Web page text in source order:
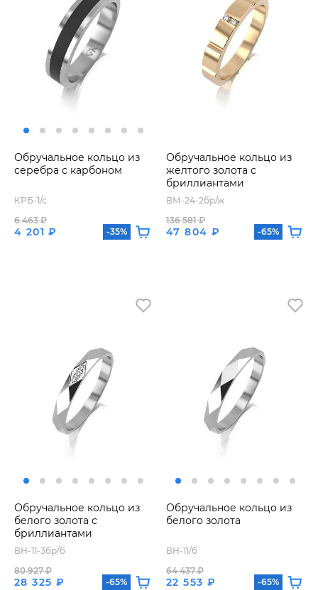
Обручальное кольцо из
серебра с карбоном
КРБ-1/с
4 201 ₽
6 463 ₽
-35%
Обручальное кольцо из
желтого золота с
бриллиантами
ВМ-24-2бр/ж
47 804 ₽
136 581 ₽
-65%
Обручальное кольцо из
белого золота с
бриллиантами
ВН-11-3бр/б
28 325 ₽
80 927 ₽
-65%
Обручальное кольцо из
белого золота
ВН-11/б
22 553 ₽
64 437 ₽
-65%